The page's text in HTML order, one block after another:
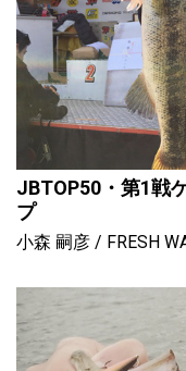
JBTOP50・第1戦
プ
小森 嗣彦 FRESH